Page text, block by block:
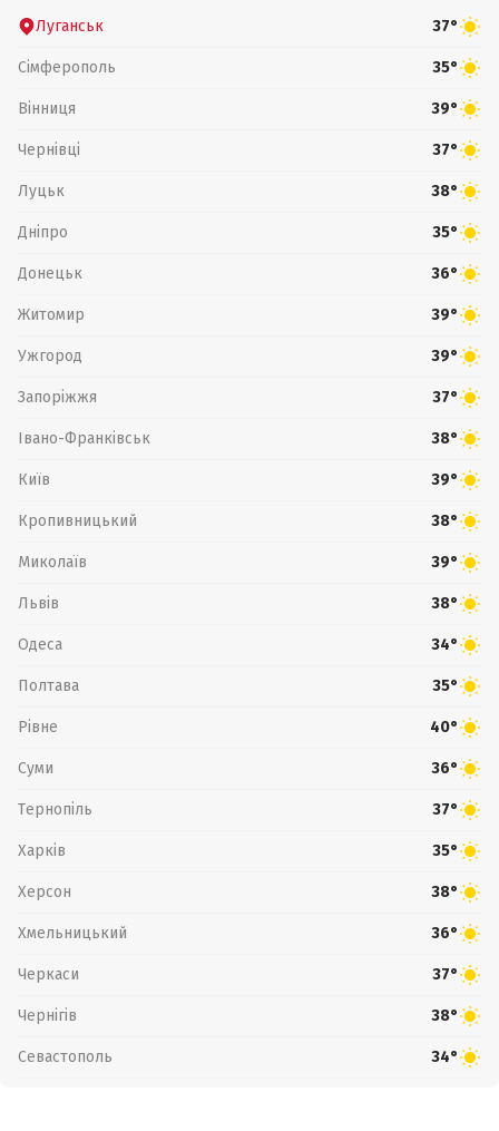
Луганськ 37°
Сімферополь 35°
Вінниця 39°
Чернівці 37°
Луцьк 38°
Дніпро 35°
Донецьк 36°
Житомир 39°
Ужгород 39°
Запоріжжя 37°
Івано-Франківськ 38°
Київ 39°
Кропивницький 38°
Миколаїв 39°
Львів 38°
Одеса 34°
Полтава 35°
Рівне 40°
Суми 36°
Тернопіль 37°
Харків 35°
Херсон 38°
Хмельницький 36°
Черкаси 37°
Чернігів 38°
Севастополь 34°